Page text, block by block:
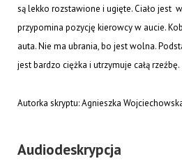
są lekko rozstawione i ugięte. Ciało jest
przypomina pozycję kierowcy w aucie.
auta. Nie ma ubrania, bo jest wolna.
jest bardzo ciężka i utrzymuje całą rzeźbę.
Autorka skryptu: Agnieszka
Audiodeskrypcja